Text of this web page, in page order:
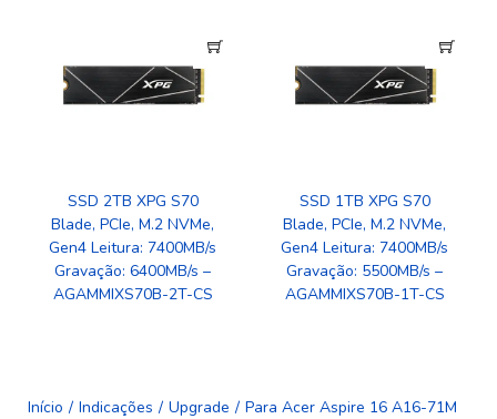
Início / Indicações / Upgrade / Para Acer Aspire 16 A16-71M
SSD 2TB XPG S70
Blade, PCIe, M.2 NVMe,
Gen4 Leitura: 7400MB/s
Gravação: 6400MB/s –
AGAMMIXS70B-2T-CS
SSD 1TB XPG S70
Blade, PCIe, M.2 NVMe,
Gen4 Leitura: 7400MB/s
Gravação: 5500MB/s –
AGAMMIXS70B-1T-CS